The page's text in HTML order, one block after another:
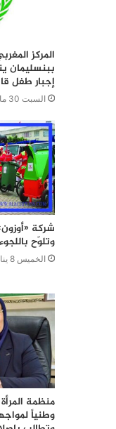
المركز
ببنسليمان
إجبار طفل
السبت 30 مايو 2026
شركة
وتلوّح
الخميس 8 يناير 2026
منظمة
وطنياً